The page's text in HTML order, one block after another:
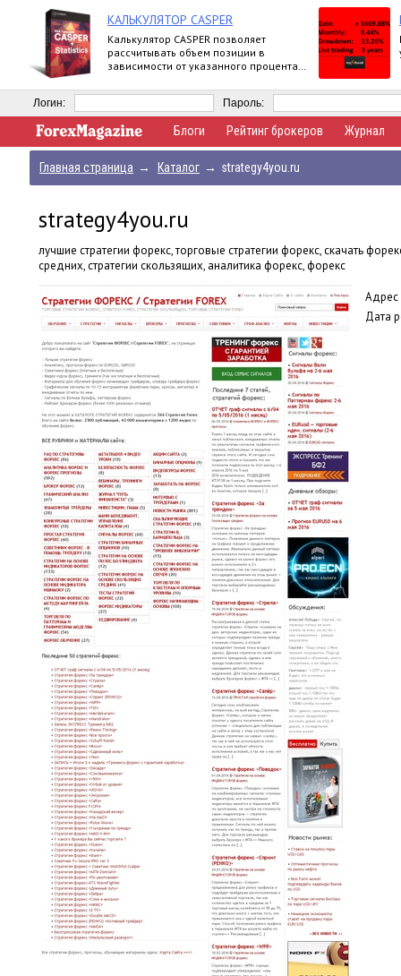
КАЛЬКУЛЯТОР CASPER
Калькулятор CASPER позволяет
рассчитывать объем позиции в
зависимости от указанного процента
Логин: Пароль:
Блоги Рейтинг брокеров Журнал
Главная страница → Каталог → strategy4you.ru
strategy4you.ru
лучшие стратегии форекс, торговые стратегии форекс, скачать
средних, стратегии скользящих, аналитика форекс, форекс
Адрес
Дата